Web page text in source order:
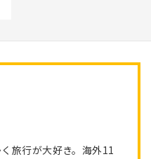
旅行が大好き。海外11